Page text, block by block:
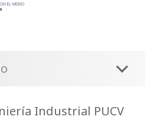
Industrial PUCV